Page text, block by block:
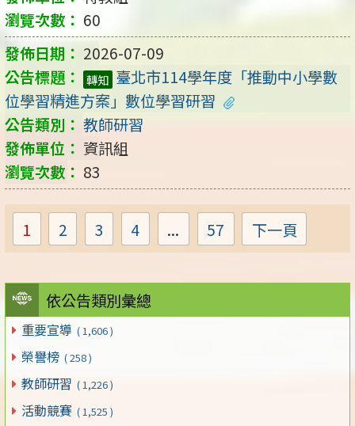
依公告類別彙總
重要宣導 ( 1,606 )
榮譽榜 ( 258 )
教師研習 ( 1,226 )
活動競賽 ( 1,525 )
60
2026-07-09
轉知 臺北市114學年度「推動中小學數
位學習精進方案」數位學習研習
教師研習
資訊組
83
Page
1 Page
2 Page
3 Page
4 ... Page
57 下一頁